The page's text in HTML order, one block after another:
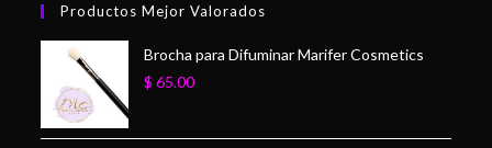
Productos Mejor Valorados
Brocha para Difuminar Marifer Cosmetics
$ 65.00